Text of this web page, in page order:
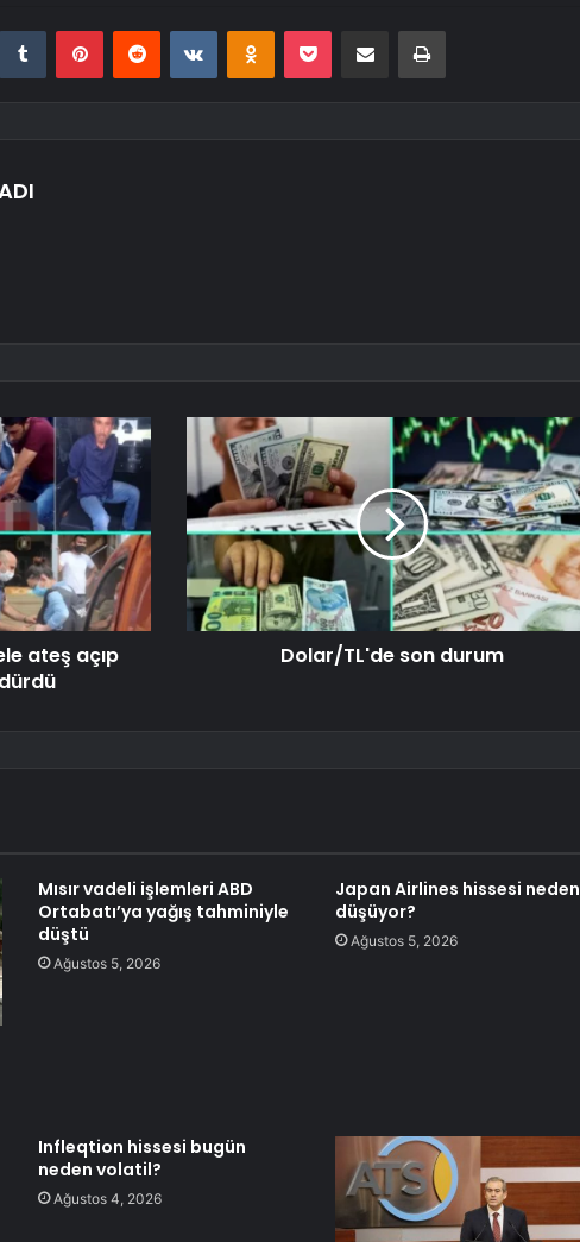
Tumblr PinterestReddit VKontakteOdnoklassniki
Pocket E-Posta ile paylaş Yazdır
ateş açıp
Dolar/TL'de son durum
Mısır vadeli işlemleri ABD
Ortabatı’ya yağış tahminiyle
düştü
Ağustos 5, 2026
Japan Airlines hissesi neden
düşüyor?
Ağustos 5, 2026
Infleqtion hissesi bugün
neden volatil?
Ağustos 4, 2026